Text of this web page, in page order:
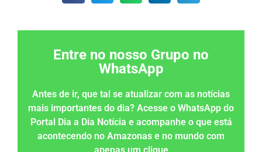
Entre no nosso Grupo no
WhatsApp
Antes de ir, que tal se atualizar com as notícias
mais importantes do dia? Acesse o WhatsApp do
Portal Dia a Dia Notícia e acompanhe o que está
acontecendo no Amazonas e no mundo com